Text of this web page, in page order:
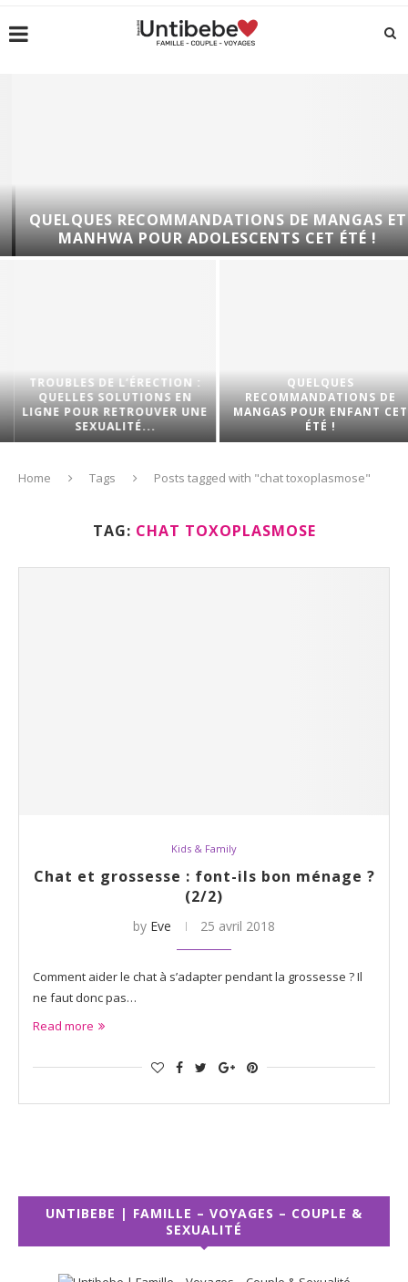
QUELQUES RECOMMANDATIONS DE MANGAS ET
MANHWA POUR ADOLESCENTS CET ÉTÉ !
TROUBLES DE L’ÉRECTION :
QUELLES SOLUTIONS EN
LIGNE POUR RETROUVER UNE
SEXUALITÉ...
QUELQUES
RECOMMANDATIONS DE
MANGAS POUR ENFANT CET
ÉTÉ !
Home Tags Posts tagged with "chat toxoplasmose"
TAG: CHAT TOXOPLASMOSE
Kids & Family
Chat et grossesse : font-ils bon ménage ?
(2/2)
by Eve 25 avril 2018
Comment aider le chat à s’adapter pendant la grossesse ? Il
ne faut donc pas…
Read more
UNTIBEBE | FAMILLE – VOYAGES – COUPLE &
SEXUALITÉ